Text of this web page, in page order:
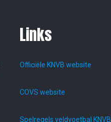
Links
Officiële KNVB website
COVS website
Spelregels veldvoetbal KNVB